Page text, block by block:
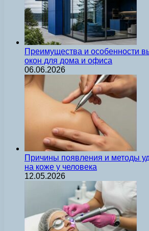
Преимущества и особенности
окон для дома и офиса
06.06.2026
Причины появления и методы
на коже у человека
12.05.2026